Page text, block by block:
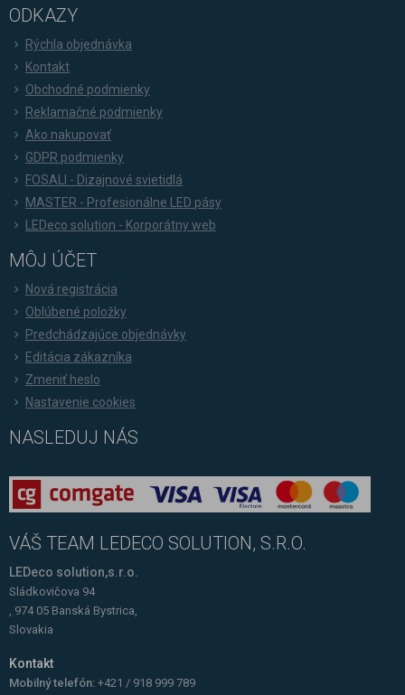
ODKAZY
Rýchla objednávka
Kontakt
Obchodné podmienky
Reklamačné podmienky
Ako nakupovať
GDPR podmienky
FOSALI - Dizajnové svietidlá
MASTER - Profesionálne LED pásy
LEDeco solution - Korporátny web
MÔJ ÚČET
Nová registrácia
Oblúbené položky
Predchádzajúce objednávky
Editácia zákazníka
Zmeniť heslo
Nastavenie cookies
NASLEDUJ NÁS
VÁŠ TEAM LEDECO SOLUTION, S.R.O.
LEDeco solution,s.r.o.
Sládkovičova 94
, 974 05 Banská Bystrica,
Slovakia
Kontakt
Mobilný telefón: +421 / 918 999 789